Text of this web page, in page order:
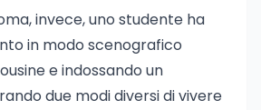
invece, uno studente ha
in modo scenografico
e indossando un
due modi diversi di vivere